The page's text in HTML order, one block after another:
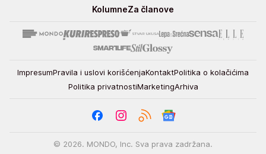
KolumneZa članove
ImpresumPravila i uslovi korišćenjaKontaktPolitika o kolačićima
Politika privatnostiMarketingArhiva
© 2026. MONDO, Inc. Sva prava zadržana.